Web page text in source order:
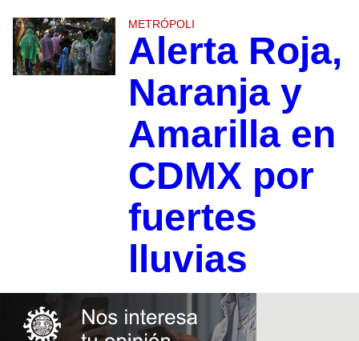
METRÓPOLI
Alerta Roja,
Naranja y
Amarilla en
CDMX por
fuertes
lluvias